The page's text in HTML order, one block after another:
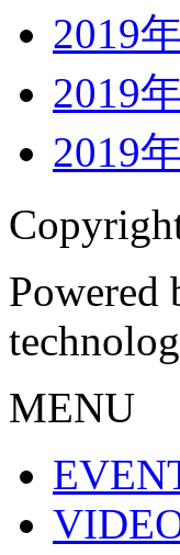
2019
2019
2019
Powered
MENU